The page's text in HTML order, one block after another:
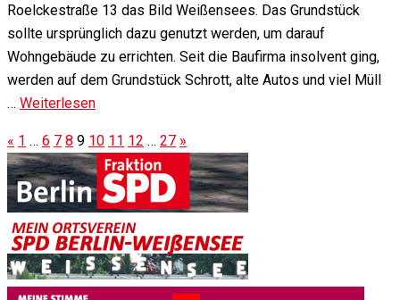
Roelckestraße 13 das Bild Weißensees. Das Grundstück
sollte ursprünglich dazu genutzt werden, um darauf
Wohngebäude zu errichten. Seit die Baufirma insolvent ging,
werden auf dem Grundstück Schrott, alte Autos und viel Müll
… Weiterlesen
« 1 … 6 7 8 9 10 11 12 … 27 »